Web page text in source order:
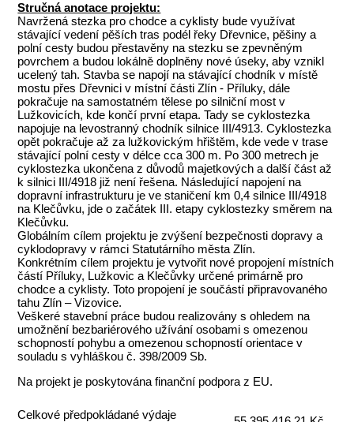
Stručná anotace projektu:
Navržená stezka pro chodce a cyklisty bude využívat
stávající vedení pěších tras podél řeky Dřevnice, pěšiny a
polní cesty budou přestavěny na stezku se zpevněným
povrchem a budou lokálně doplněny nové úseky, aby vznikl
ucelený tah. Stavba se napojí na stávající chodník v místě
mostu přes Dřevnici v místní části Zlín - Příluky, dále
pokračuje na samostatném tělese po silniční most v
Lužkovicích, kde končí první etapa. Tady se cyklostezka
napojuje na levostranný chodník silnice III/4913. Cyklostezka
opět pokračuje až za lužkovickým hřištěm, kde vede v trase
stávající polní cesty v délce cca 300 m. Po 300 metrech je
cyklostezka ukončena z důvodů majetkových a další část až
k silnici III/4918 již není řešena. Následující napojení na
dopravní infrastrukturu je ve staničení km 0,4 silnice III/4918
na Klečůvku, jde o začátek III. etapy cyklostezky směrem na
Klečůvku.
Globálním cílem projektu je zvýšení bezpečnosti dopravy a
cyklodopravy v rámci Statutárního města Zlín.
Konkrétním cílem projektu je vytvořit nové propojení místních
částí Příluky, Lužkovic a Klečůvky určené primárně pro
chodce a cyklisty. Toto propojení je součástí připravovaného
tahu Zlín – Vizovice.
Veškeré stavební práce budou realizovány s ohledem na
umožnění bezbariérového užívání osobami s omezenou
schopností pohybu a omezenou schopností orientace v
souladu s vyhláškou č. 398/2009 Sb.
Na projekt je poskytována finanční podpora z EU.
Celkové předpokládané výdaje